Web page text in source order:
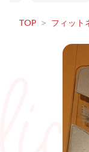
TOP > フィット